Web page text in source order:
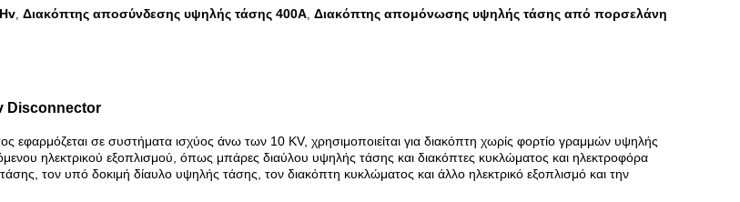
, Διακόπτης αποσύνδεσης υψηλής τάσης 400A, Διακόπτης απομόνωσης υψηλής τάσης από πορσελάνη
Disconnector
σε συστήματα ισχύος άνω των 10 KV, χρησιμοποιείται για διακόπτη χωρίς φορτίο γραμμών υψηλής
ηλεκτρικού εξοπλισμού, όπως μπάρες διαύλου υψηλής τάσης και διακόπτες κυκλώματος και ηλεκτροφόρα
τον υπό δοκιμή δίαυλο υψηλής τάσης, τον διακόπτη κυκλώματος και άλλο ηλεκτρικό εξοπλισμό και την